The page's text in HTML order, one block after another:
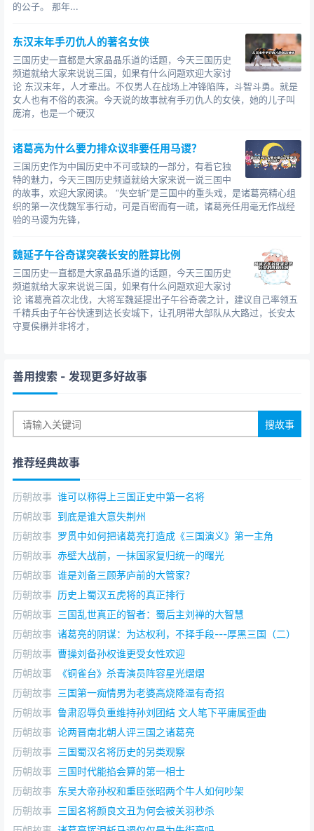
的公子。 那年...
东汉末年手刃仇人的著名女侠
三国历史一直都是大家晶晶乐道的话题，今天三国历史
频道就给大家来说说三国，如果有什么问题欢迎大家讨
论 东汉末年，人才辈出。不仅男人在战场上冲锋陷阵，斗智斗勇。就是
女人也有不俗的表演。今天说的故事就有手刃仇人的女侠，她的儿子叫
庞淯，也是一个硬汉
诸葛亮为什么要力排众议非要任用马谡？
三国历史作为中国历史中不可或缺的一部分，有着它独
特的魅力，今天三国历史频道就给大家来说一说三国中
的故事，欢迎大家阅读。 “失空斩”是三国中的重头戏，是诸葛亮精心组
织的第一次伐魏军事行动，可是百密而有一疏，诸葛亮任用毫无作战经
验的马谡为先锋，
魏延子午谷奇谋突袭长安的胜算比例
三国历史一直都是大家晶晶乐道的话题，今天三国历史
频道就给大家来说说三国，如果有什么问题欢迎大家讨
论 诸葛亮首次北伐，大将军魏延提出子午谷奇袭之计，建议自己率领五
千精兵由子午谷快速到达长安城下，让孔明带大部队从大路过，长安太
守夏侯楙并非将才，
善用搜索 - 发现更多好故事
推荐经典故事
历朝故事 谁可以称得上三国正史中第一名将
历朝故事 到底是谁大意失荆州
历朝故事 罗贯中如何把诸葛亮打造成《三国演义》第一主角
历朝故事 赤壁大战前，一抹国家复归统一的曙光
历朝故事 谁是刘备三顾茅庐前的大管家？
历朝故事 历史上蜀汉五虎将的真正排行
历朝故事 三国乱世真正的智者：蜀后主刘禅的大智慧
历朝故事 诸葛亮的阴谋：为达权利，不择手段---厚黑三国（二）
历朝故事 曹操刘备孙权谁更受女性欢迎
历朝故事
《铜雀台》杀青演员阵容星光熠熠
历朝故事 三国第一痴情男为老婆高烧降温有奇招
历朝故事 鲁肃忍辱负重维持孙刘团结 文人笔下平庸属歪曲
历朝故事 论两晋南北朝人评三国之诸葛亮
历朝故事 三国蜀汉名将历史的另类观察
历朝故事 三国时代能掐会算的第一相士
历朝故事 东吴大帝孙权和重臣张昭两个牛人如何吵架
历朝故事 三国名将颜良文丑为何会被关羽秒杀